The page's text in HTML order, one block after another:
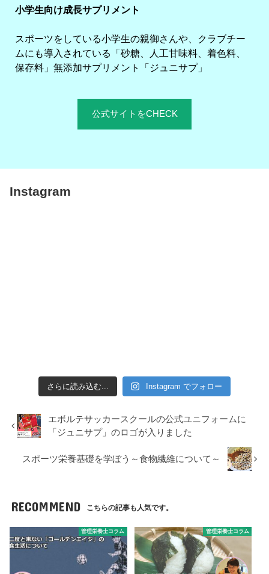
小学生向け成長サプリメント
スポーツをしている小学生の親御さんや、クラブチー
ムにも導入されている「砂糖、人工甘味料、着色料、
保存料」無添加サプリメント「ジュニサプ」
公式サイトをCHECK
Instagram
さらに読み込む... Instagram でフォロー
エボルテサッカースクールの公式ユニフォームに
「ジュニサプ」のロゴが入りました
スポーツ栄養基礎を学ぼう～食物繊維について～
RECOMMEND こちらの記事も人気です。
管理栄養士コラム 管理栄養士コラム